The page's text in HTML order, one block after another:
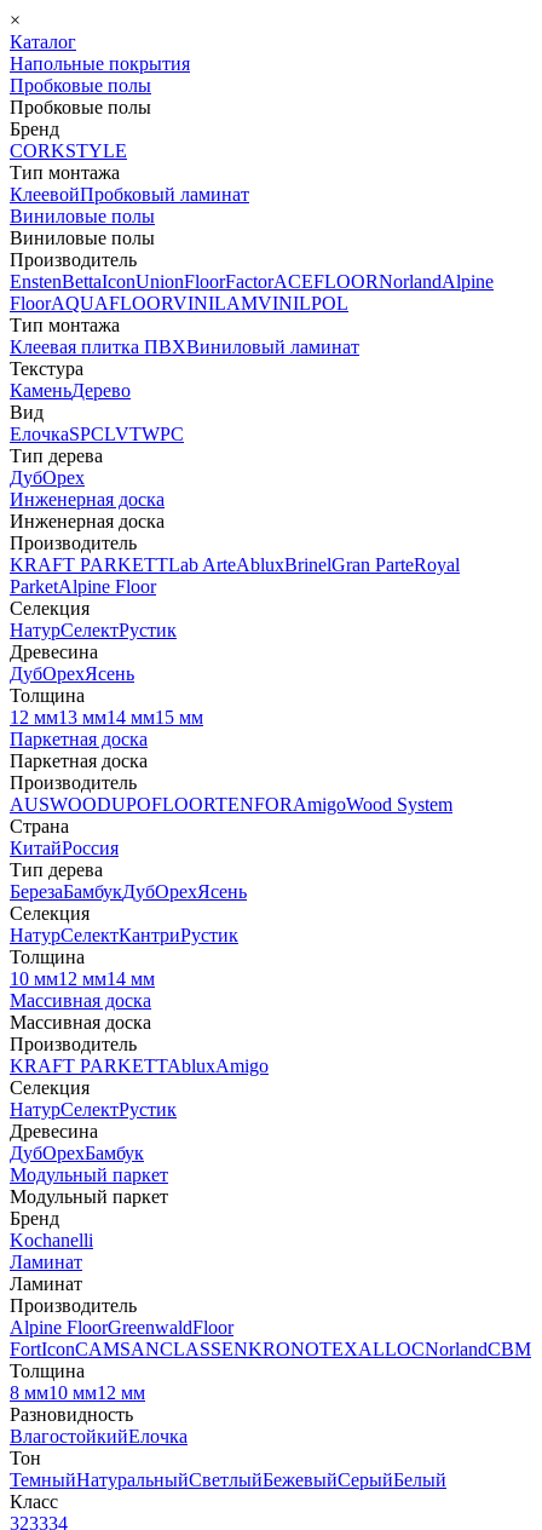
×
Каталог
Напольные покрытия
Пробковые полы
Пробковые полы
Бренд
CORKSTYLE
Тип монтажа
КлеевойПробковый ламинат
Виниловые полы
Виниловые полы
Производитель
EnstenBettaIconUnionFloorFactorACEFLOORNorlandAlpine
FloorAQUAFLOORVINILAMVINILPOL
Тип монтажа
Клеевая плитка ПВХВиниловый ламинат
Текстура
КаменьДерево
Вид
ЕлочкаSPCLVTWPC
Тип дерева
ДубОрех
Инженерная доска
Инженерная доска
Производитель
KRAFT PARKETTLab ArteAbluxBrinelGran ParteRoyal
ParketAlpine Floor
Селекция
НатурСелектРустик
Древесина
ДубОрехЯсень
Толщина
12 мм13 мм14 мм15 мм
Паркетная доска
Паркетная доска
Производитель
AUSWOODUPOFLOORTENFORAmigoWood System
Страна
КитайРоссия
Тип дерева
БерезаБамбукДубОрехЯсень
Селекция
НатурСелектКантриРустик
Толщина
10 мм12 мм14 мм
Массивная доска
Массивная доска
Производитель
KRAFT PARKETTAbluxAmigo
Селекция
НатурСелектРустик
Древесина
ДубОрехБамбук
Модульный паркет
Модульный паркет
Бренд
Kochanelli
Ламинат
Ламинат
Производитель
Alpine FloorGreenwaldFloor
FortIconCAMSANCLASSENKRONOTEXALLOCNorlandCBM
Толщина
8 мм10 мм12 мм
Разновидность
ВлагостойкийЕлочка
Тон
ТемныйНатуральныйСветлыйБежевыйСерыйБелый
Класс
323334